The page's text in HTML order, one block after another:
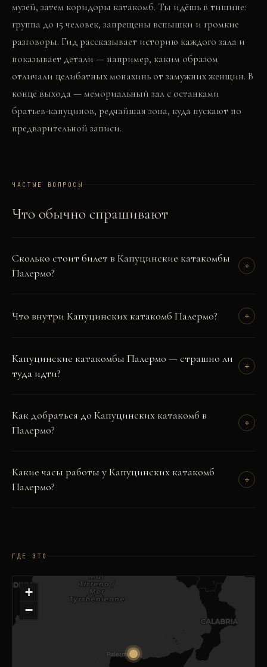
музей, затем коридоры катакомб. Ты идёшь в тишине:
группа до 15 человек, запрещены вспышки и громкие
разговоры. Гид рассказывает историю каждого зала и
показывает детали — например, каким образом
отличали целибатных монахинь от замужних женщин. В
конце выхода — мемориальный зал с останками
братьев-капуцинов, редчайшая зона, куда пускают по
предварительной записи.
ЧАСТЫЕ ВОПРОСЫ
Что обычно спрашивают
Сколько стоит билет в Капуцинские катакомбы
Палермо?
+
Что внутри Капуцинских катакомб Палермо? +
Капуцинские катакомбы Палермо — страшно ли
туда идти?
+
Как добраться до Капуцинских катакомб в
Палермо?
+
Какие часы работы у Капуцинских катакомб
Палермо?
+
ГДЕ ЭТО
+
−